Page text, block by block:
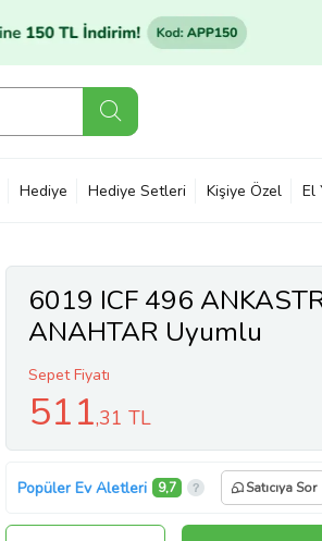
Hediye Hediye Setleri Kişiye Özel El
6019 ICF 496
ANAHTAR Uyumlu
Sepet Fiyatı
511,31 TL
Popüler Ev Aletleri 9,7 Satıcıya Sor